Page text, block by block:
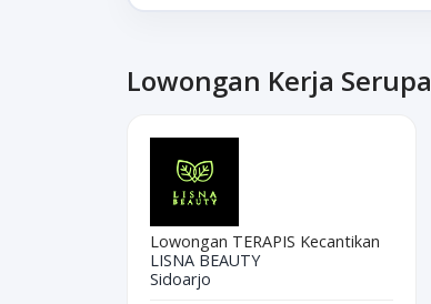
Lowongan Kerja Serupa
Lowongan TERAPIS Kecantikan
LISNA BEAUTY
Sidoarjo